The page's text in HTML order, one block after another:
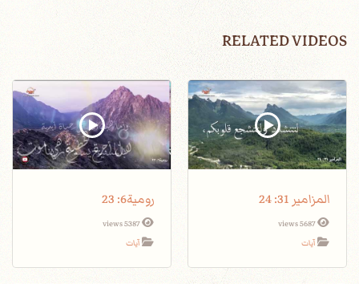
RELATED VIDEOS
المزامير 31: 24
5687 views
آيات
رومية6: 23
5387 views
آيات